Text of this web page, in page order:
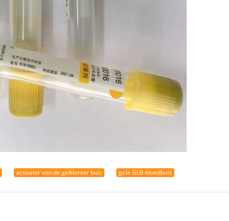
activator van de gelklonter buis gele GLB-bloedbuis